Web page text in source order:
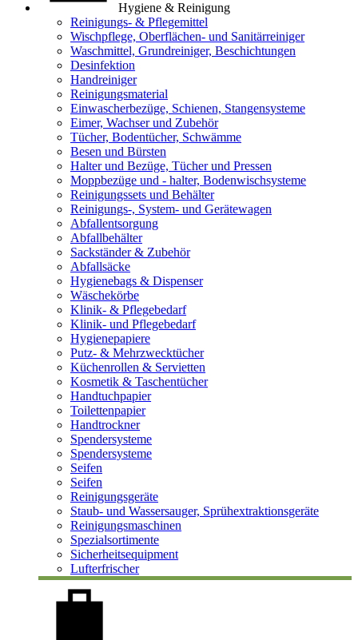
Hygiene & Reinigung
Reinigungs- & Pflegemittel
Wischpflege, Oberflächen- und Sanitärreiniger
Waschmittel, Grundreiniger, Beschichtungen
Desinfektion
Handreiniger
Reinigungsmaterial
Einwascherbezüge, Schienen, Stangensysteme
Eimer, Wachser und Zubehör
Tücher, Bodentücher, Schwämme
Besen und Bürsten
Halter und Bezüge, Tücher und Pressen
Moppbezüge und - halter, Bodenwischsysteme
Reinigungssets und Behälter
Reinigungs-, System- und Gerätewagen
Abfallentsorgung
Abfallbehälter
Sackständer & Zubehör
Abfallsäcke
Hygienebags & Dispenser
Wäschekörbe
Klinik- & Pflegebedarf
Klinik- und Pflegebedarf
Hygienepapiere
Putz- & Mehrzwecktücher
Küchenrollen & Servietten
Kosmetik & Taschentücher
Handtuchpapier
Toilettenpapier
Handtrockner
Spendersysteme
Spendersysteme
Seifen
Seifen
Reinigungsgeräte
Staub- und Wassersauger, Sprühextraktionsgeräte
Reinigungsmaschinen
Spezialsortimente
Sicherheitsequipment
Lufterfrischer